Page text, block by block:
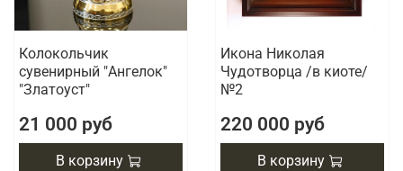
Колокольчик
сувенирный "Ангелок"
"Златоуст"
21 000 руб
В корзину
Икона Николая
Чудотворца /в киоте/
№2
220 000 руб
В корзину